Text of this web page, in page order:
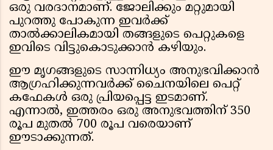
ഒരു വരദാനമാണ്. ജോലിക്കും മറ്റുമായി
പുറത്തു പോകുന്ന ഇവർക്ക്
താൽക്കാലികമായി തങ്ങളുടെ പെറ്റുകളെ
ഇവിടെ വിട്ടുകൊടുക്കാൻ കഴിയും.
ഈ മൃഗങ്ങളുടെ സാന്നിധ്യം അനുഭവിക്കാൻ
ആഗ്രഹിക്കുന്നവർക്ക് ചൈനയിലെ പെറ്റ്
കഫേകൾ ഒരു പ്രിയപ്പെട്ട ഇടമാണ്.
എന്നാൽ, ഇത്തരം ഒരു അനുഭവത്തിന് 350
രൂപ മുതൽ 700 രൂപ വരെയാണ്
ഈടാക്കുന്നത്.